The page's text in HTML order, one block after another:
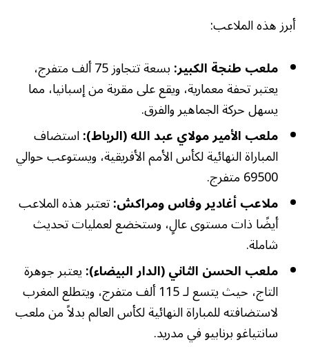
أبرز هذه الملاعب:
ملعب طنجة الكبير:
بسعة تتجاوز 75 ألف متفرج،
يعتبر تحفة معمارية، ويقع على مقربة من إسبانيا، مما
يسهل حركة الجماهير والفرق.
ملعب الأمير مولاي عبد الله (الرباط):استضاف
المباراة النهائية لكأس الأمم الأفريقية، ويستوعب حوالي
69500 متفرج.
ملاعب أغادير وفاس ومراكش:تعتبر هذه الملاعب
أيضًا ذات مستوى عالٍ، وستخضع لعمليات تحديث
شاملة.
ملعب الحسن الثاني (الدار البيضاء):يعتبر جوهرة
التاج، حيث يتسع لـ 115 ألف متفرج، ويتطلع المغرب
لاستضافته للمباراة النهائية لكأس العالم بدلاً من ملعب
سانتياغو برنابيو في مدريد.